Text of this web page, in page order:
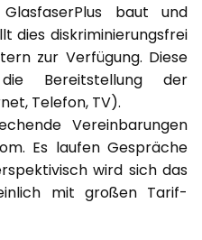
baut und
dies diskriminierungsfrei
zur Verfügung. Diese
Bereitstellung der
Telefon, TV).
Vereinbarungen
Es laufen Gespräche
wird sich das
mit großen Tarif-